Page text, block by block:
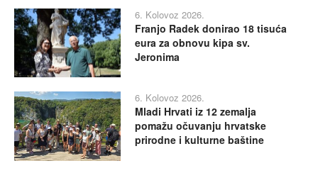
6. Kolovoz 2026.
Franjo Radek donirao 18 tisuća
eura za obnovu kipa sv.
Jeronima
6. Kolovoz 2026.
Mladi Hrvati iz 12 zemalja
pomažu očuvanju hrvatske
prirodne i kulturne baštine